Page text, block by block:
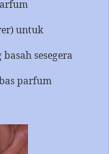
untuk
sesegera
parfum